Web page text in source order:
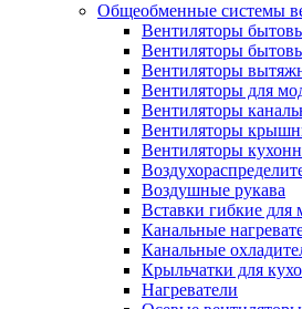
Общеобменные системы
Вентиляторы
Вентиляторы
Вентиляторы
Вентиляторы для
Вентиляторы
Вентиляторы
Вентиляторы
Воздушные рукава
Вставки гибкие для
Канальные
Канальные
Крыльчатки для
Нагреватели